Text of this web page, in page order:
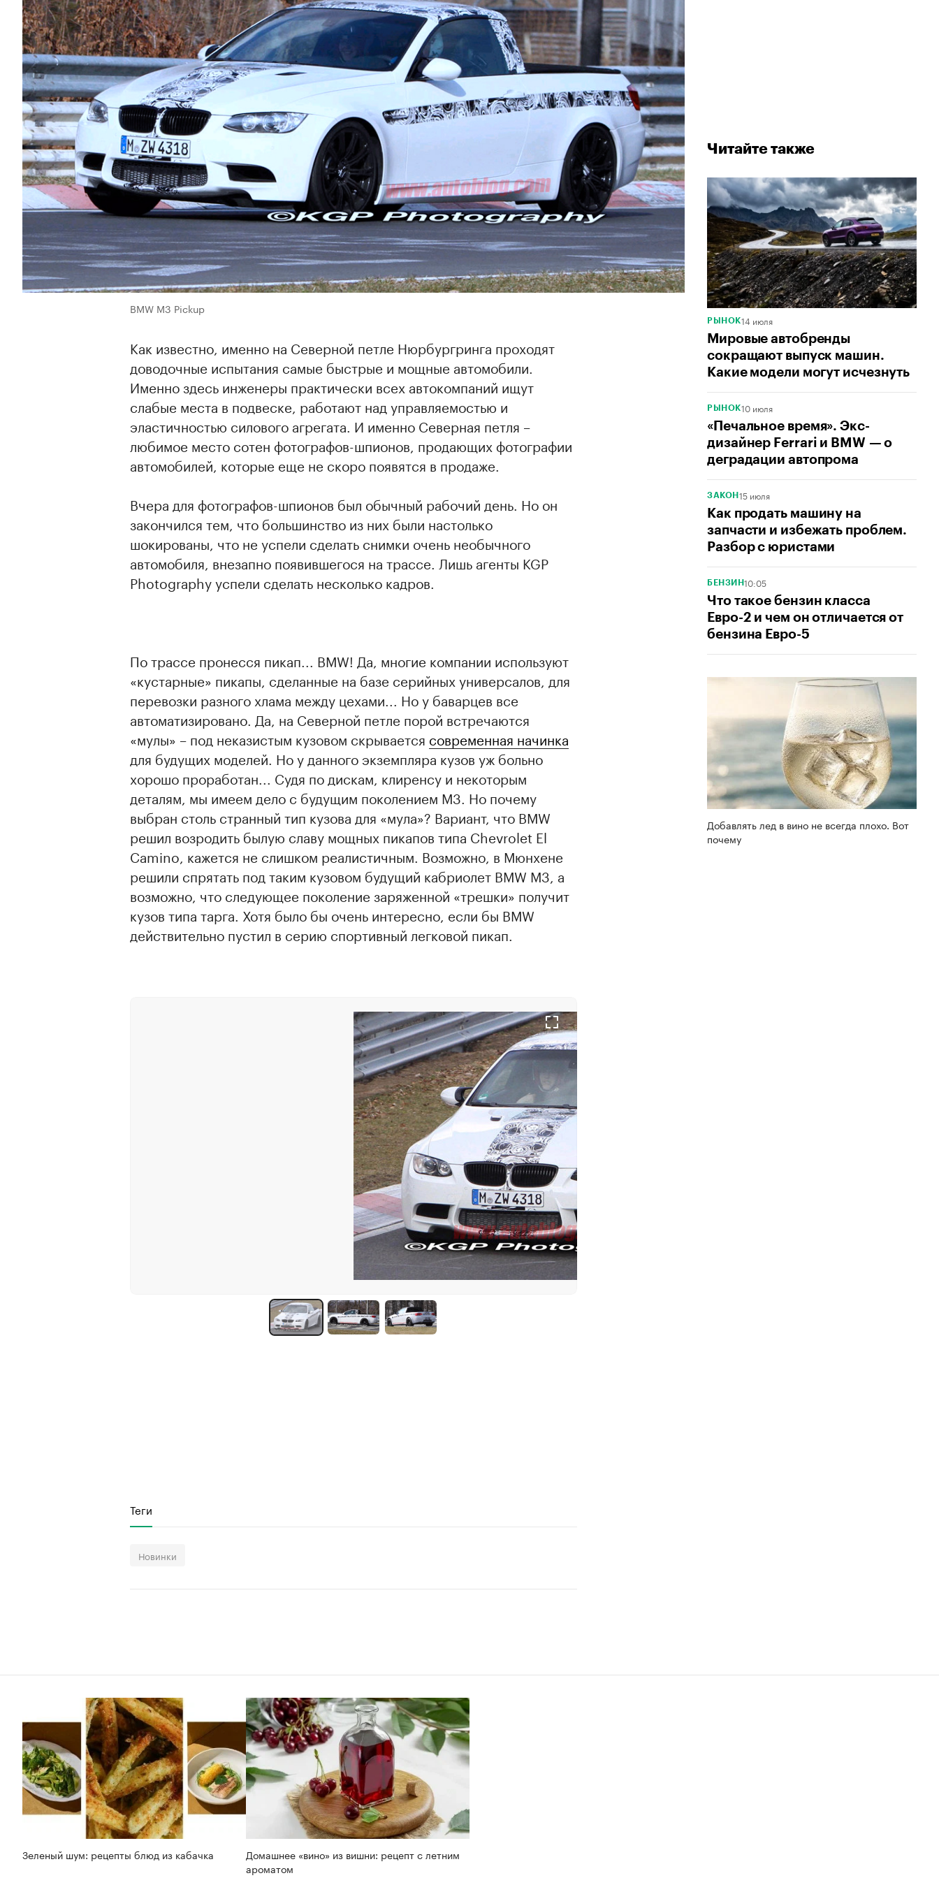
Читайте также
РЫНОК14 июля
Мировые автобренды
сокращают выпуск машин.
Какие модели могут исчезнуть
РЫНОК10 июля
«Печальное время». Экс-
дизайнер Ferrari и BMW — о
деградации автопрома
ЗАКОН 15 июля
Как продать машину на
запчасти и избежать проблем.
Разбор с юристами
БЕНЗИН10:05
Что такое бензин класса
Евро-2 и чем он отличается от
бензина Евро-5
Добавлять лед в вино не всегда плохо. Вот
почему
BMW M3 Pickup
Как известно, именно на Северной петле Нюрбургринга проходят
доводочные испытания самые быстрые и мощные автомобили.
Именно здесь инженеры практически всех автокомпаний ищут
слабые места в подвеске, работают над управляемостью и
эластичностью силового агрегата. И именно Северная петля –
любимое место сотен фотографов-шпионов, продающих фотографии
автомобилей, которые еще не скоро появятся в продаже.
Вчера для фотографов-шпионов был обычный рабочий день. Но он
закончился тем, что большинство из них были настолько
шокированы, что не успели сделать снимки очень необычного
автомобиля, внезапно появившегося на трассе. Лишь агенты KGP
Photography успели сделать несколько кадров.
По трассе пронесся пикап... BMW! Да, многие компании используют
«кустарные» пикапы, сделанные на базе серийных универсалов, для
перевозки разного хлама между цехами... Но у баварцев все
автоматизировано. Да, на Северной петле порой встречаются
«мулы» – под неказистым кузовом скрывается современная начинка
для будущих моделей. Но у данного экземпляра кузов уж больно
хорошо проработан... Судя по дискам, клиренсу и некоторым
деталям, мы имеем дело с будущим поколением М3. Но почему
выбран столь странный тип кузова для «мула»? Вариант, что BMW
решил возродить былую славу мощных пикапов типа Chevrolet El
Camino, кажется не слишком реалистичным. Возможно, в Мюнхене
решили спрятать под таким кузовом будущий кабриолет BMW M3, а
возможно, что следующее поколение заряженной «трешки» получит
кузов типа тарга. Хотя было бы очень интересно, если бы BMW
действительно пустил в серию спортивный легковой пикап.
Теги
Новинки
Зеленый шум: рецепты блюд из кабачка
Домашнее «вино» из вишни: рецепт с летним
ароматом